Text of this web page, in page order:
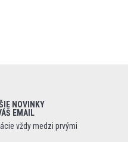
NOVINKY
EMAIL
vždy medzi prvými